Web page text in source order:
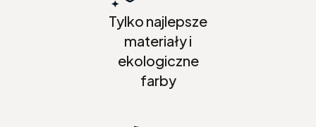
Tylko najlepsze
materiały i
ekologiczne
farby